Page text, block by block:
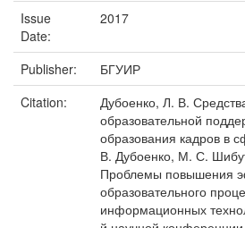
Issue
Date:
2017
Publisher:
БГУИР
Citation:
Дубоенко, Л. В.
образовательной
образования кадров в
В. Дубоенко, М. С.
Проблемы повышения
образовательного
информационных